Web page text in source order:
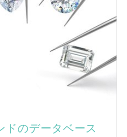
ドのデータベース